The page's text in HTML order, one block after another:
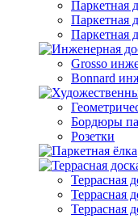
Паркетная
Паркетная
Паркетная
Grosso
Bonnard
Бордюры
Розетки
Террасная
Террасная
Террасная